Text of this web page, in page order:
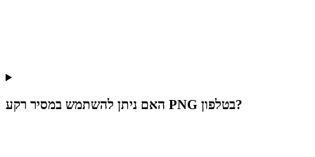
האם ניתן להשתמש במסיר רקע PNG בטלפון?